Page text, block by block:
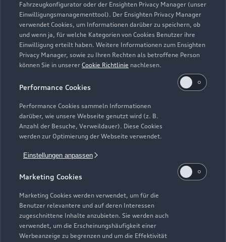
Fahrzeugkonfigurator oder der Ensighten Privacy Manager (unser
Einwilligungsmanagementtool). Der Ensighten Privacy Manager
verwendet Cookies, um Informationen darüber zu speichern, ob
und wenn ja, für welche Kategorien von Cookies Benutzer ihre
Einwilligung erteilt haben. Weitere Informationen zum Ensighten
Privacy Manager, sowie zu Ihren Rechten als betroffene Person
können Sie in unserer Cookie Richtlinie nachlesen.
Performance Cookies
Performance Cookies sammeln Informationen
darüber, wie unsere Webseite genutzt wird (z. B.
Anzahl der Besuche, Verweildauer). Diese Cookies
werden zur Optimierung der Webseite verwendet.
Einstellungen anpassen
Marketing Cookies
Marketing Cookies werden verwendet, um für die
Benutzer relevantere und auf deren Interessen
zugeschnittene Inhalte anzubieten. Sie werden auch
verwendet, um die Erscheinungshäufigkeit einer
Werbeanzeige zu begrenzen und um die Effektivität
Zurück nach oben
Modelle
Elektromodelle
Plug-in-Hybride
Neuwagensuche
Gebrauchtwagensuche
Geschäftskunden
Service & Zubehör
Saisonale Angebote
Audi Services
Garantie
Audi digital services
myAudi
Support
Audi Code
Häufige Fragen (FAQ)
Über Audi
Unternehmen
Karriere
Investor Relations